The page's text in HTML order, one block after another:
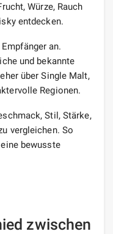
Würze, Rauch
entdecken.
an.
und bekannte
über Single Malt,
Regionen.
Stil, Stärke,
vergleichen. So
bewusste
zwischen